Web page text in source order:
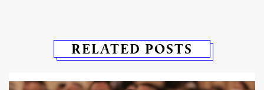
RELATED POSTS